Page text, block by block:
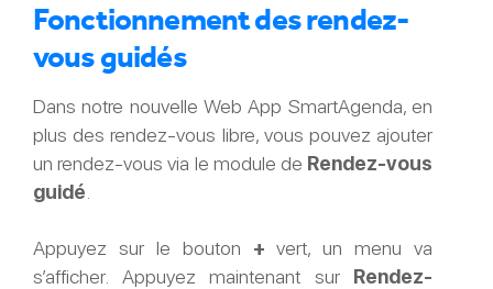
Fonctionnement des rendez-
vous guidés
Dans notre nouvelle Web App SmartAgenda, en
plus des rendez-vous libre, vous pouvez ajouter
un rendez-vous via le module de Rendez-vous
guidé
Appuyez sur le bouton + vert, un menu va
s’afficher. Appuyez maintenant sur Rendez-